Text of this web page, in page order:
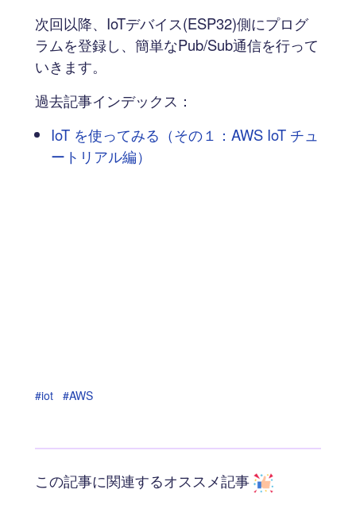
次回以降、IoTデバイス(ESP32)側にプログ
ラムを登録し、簡単なPub/Sub通信を行って
いきます。
過去記事インデックス：
IoT を使ってみる（その１：AWS IoT チュ
ートリアル編）
#iot #AWS
この記事に関連するオススメ記事